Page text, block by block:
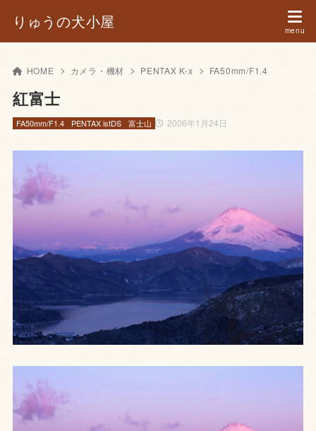
りゅうの犬小屋
HOME カメラ・機材 PENTAX K-x FA50mm/F1.4
紅富士
2006年1月24日
FA50mm/F1.4 PENTAX istDS 富士山